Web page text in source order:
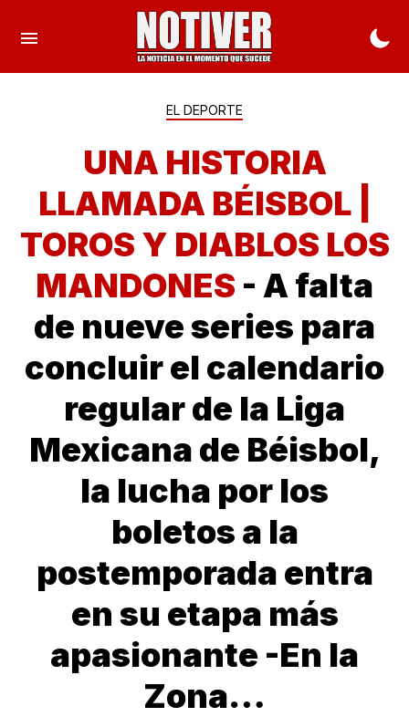
EL DEPORTE
UNA HISTORIA
LLAMADA BÉISBOL |
TOROS Y DIABLOS LOS
MANDONES - A falta
de nueve series para
concluir el calendario
regular de la Liga
Mexicana de Béisbol,
la lucha por los
boletos a la
postemporada entra
en su etapa más
apasionante -En la
Zona…